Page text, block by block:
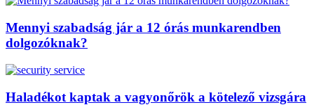
Mennyi szabadság jár a 12 órás munkarendben
dolgozóknak?
Haladékot kaptak a vagyonőrök a kötelező vizsgára